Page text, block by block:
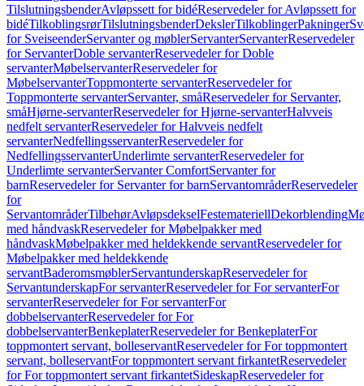
TilslutningsbenderAvløpssett for bidéReservedeler for Avløpssett for
bidéTilkoblingsrørTilslutningsbenderDekslerTilkoblingerPakninger
for SveiseenderServanter og møblerServanterServanterReservedeler
for ServanterDoble servanterReservedeler for Doble
servanterMøbelservanterReservedeler for
MøbelservanterToppmonterte servanterReservedeler for
Toppmonterte servanterServanter, småReservedeler for Servanter,
småHjørne-servanterReservedeler for Hjørne-servanterHalvveis
nedfelt servanterReservedeler for Halvveis nedfelt
servanterNedfellingsservanterReservedeler for
NedfellingsservanterUnderlimte servanterReservedeler for
Underlimte servanterServanter ComfortServanter for
barnReservedeler for Servanter for barnServantområderReservedeler
for
ServantområderTilbehørAvløpsdekselFestemateriellDekorblending
med håndvaskReservedeler for Møbelpakker med
håndvaskMøbelpakker med heldekkende servantReservedeler for
Møbelpakker med heldekkende
servantBaderomsmøblerServantunderskapReservedeler for
ServantunderskapFor servanterReservedeler for For servanterFor
servanterReservedeler for For servanterFor
dobbelservanterReservedeler for For
dobbelservanterBenkeplaterReservedeler for BenkeplaterFor
toppmontert servant, bolleservantReservedeler for For toppmontert
servant, bolleservantFor toppmontert servant firkantetReservedeler
for For toppmontert servant firkantetSideskapReservedeler for